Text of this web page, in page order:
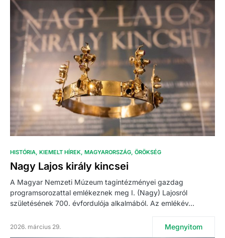
HISTÓRIA KIEMELT HÍREK MAGYARORSZÁG ÖRÖKSÉG
Nagy Lajos király kincsei
A Magyar Nemzeti Múzeum tagintézményei gazdag
programsorozattal emlékeznek meg I. (Nagy) Lajosról
születésének 700. évfordulója alkalmából. Az emlékév…
2026. március 29. Megnyitom